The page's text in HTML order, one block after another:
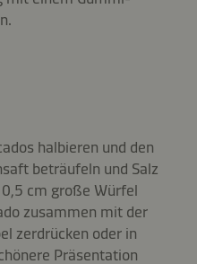
halbieren und den
beträufeln und Salz
cm große Würfel
zusammen mit der
zerdrücken oder in
Präsentation